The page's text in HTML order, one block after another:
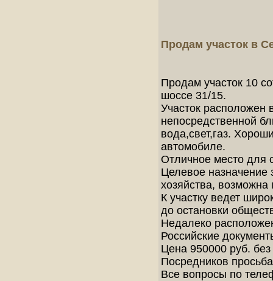
Продам участок в
Продам участок 10
шоссе 31/15.
Участок расположен
непосредственной
вода,свет,газ.
автомобиле.
Отличное место для
Целевое назначение
хозяйства, возможна
К участку ведет
до остановки
Недалеко
Российские
Цена 950000 руб. без
Посредников
Все вопросы по